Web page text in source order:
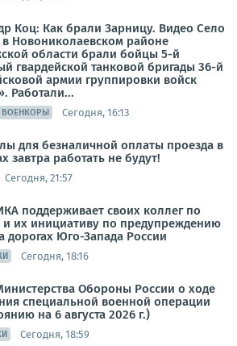
Коц: Как брали Зарницу. Видео Село
Новониколаевском районе
области брали бойцы 5-й
гвардейской танковой бригады 36-й
армии группировки войск
Работали...
ВОЕНКОРЫ Сегодня, 16:13
для безналичной оплаты проезда в
завтра работать не будут!
Сегодня, 21:57
поддерживает своих коллег по
их инициативу по предупреждению
дорогах Юго-Запада России
Сегодня, 18:16
Обороны России о ходе
специальной военной операции
на 6 августа 2026 г.)
Сегодня, 18:59